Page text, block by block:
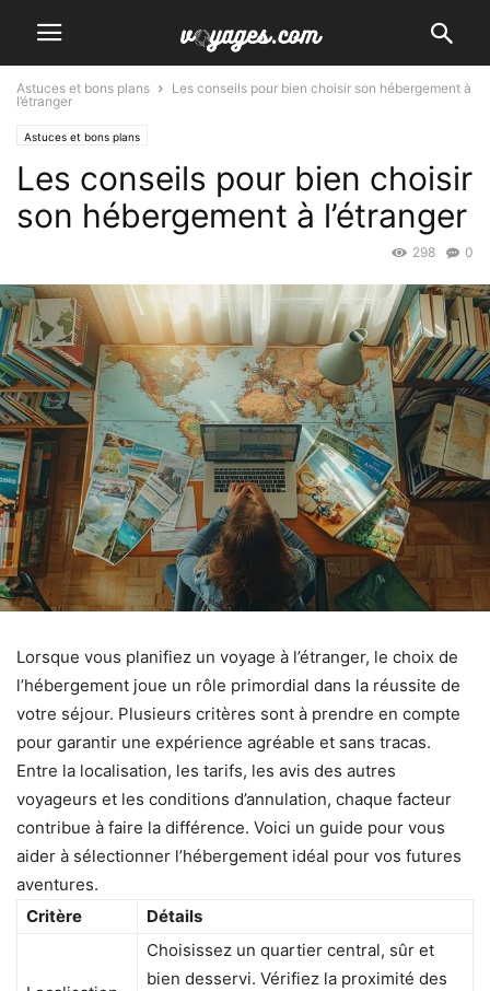
Astuces et bons plans
Les conseils pour bien choisir son hébergement à
l’étranger
Astuces et bons plans
Les conseils pour bien choisir
son hébergement à l’étranger
0
298
Lorsque vous planifiez un voyage à l’étranger, le choix de
l’hébergement joue un rôle primordial dans la réussite de
votre séjour. Plusieurs critères sont à prendre en compte
pour garantir une expérience agréable et sans tracas.
Entre la localisation, les tarifs, les avis des autres
voyageurs et les conditions d’annulation, chaque facteur
contribue à faire la différence. Voici un guide pour vous
aider à sélectionner l’hébergement idéal pour vos futures
aventures.
Critère
Détails
Choisissez un quartier central, sûr et
bien desservi. Vérifiez la proximité des